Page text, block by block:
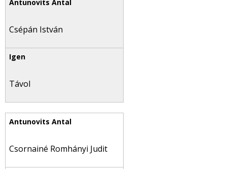
Csépán István
Távol
Csornainé Romhányi Judit